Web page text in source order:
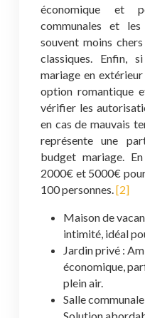
économique et
communales et
souvent moins
classiques. Enfin,
mariage en
option romantique
vérifier les
en cas de mauvais
représente une
budget mariage.
2000€ et 5000€
100 personnes.[2]
Maison de
intimité, idéal
Jardin privé :
économique,
plein air.
Salle